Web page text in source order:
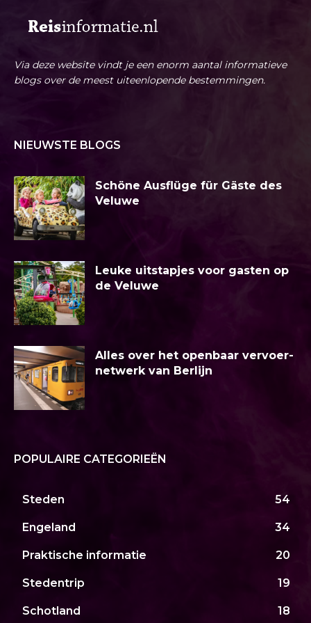
Via deze website vindt je een enorm aantal informatieve
blogs over de meest uiteenlopende bestemmingen.
NIEUWSTE BLOGS
Schöne Ausflüge für Gäste des
Veluwe
Leuke uitstapjes voor gasten op
de Veluwe
Alles over het openbaar vervoer-
netwerk van Berlijn
POPULAIRE CATEGORIEËN
Steden 54
Engeland 34
Praktische informatie 20
Stedentrip 19
Schotland 18